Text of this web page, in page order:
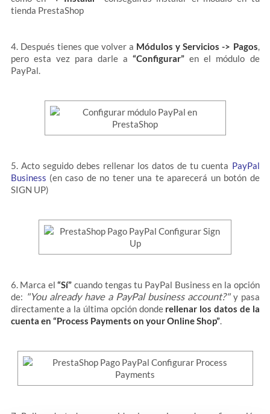
tienda PrestaShop
4. Después tienes que volver a Módulos y Servicios -> Pagos,
pero esta vez para darle a“Configurar”en el módulo de
PayPal.
5. Acto seguido debes rellenar los datos de tu cuenta PayPal
Business (en caso de no tener una te aparecerá un botón de
SIGN UP)
6. Marca el “Sí”cuando tengas tu PayPal Business en la opción
de: "You already have a PayPal business account?"y pasa
directamente a la última opción donde rellenar los datos de la
cuenta en “Process Payments on your Online Shop”.